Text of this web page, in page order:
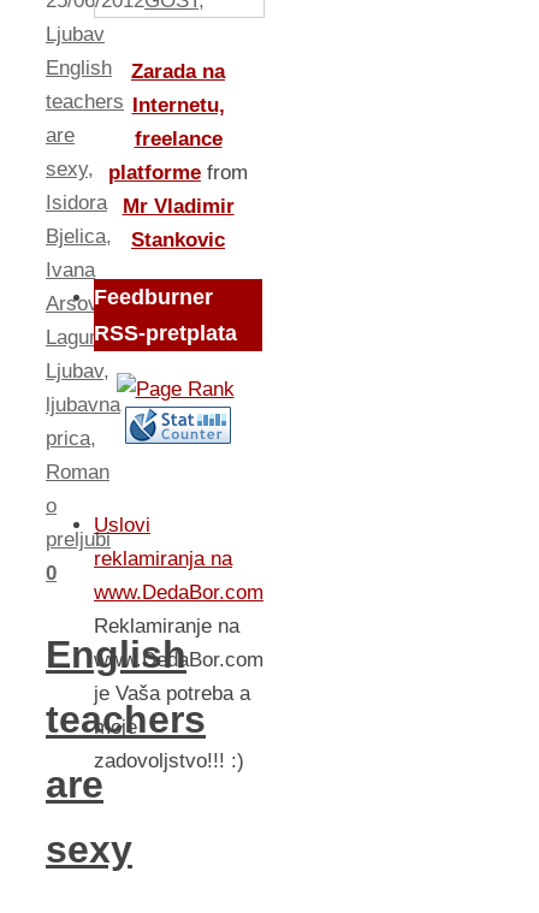
Ljubav
English
teachers
are
sexy,
Isidora
Bjelica,
Ivana
Arsovska,
Laguna,
Ljubav,
ljubavna
prica,
Roman
o
preljubi
0
English
teachers
are
sexy
Zarada na
Internetu,
freelance
platforme from
Mr Vladimir
Stankovic
Feedburner
RSS-pretplata
Uslovi
reklamiranja na
www.DedaBor.com
Reklamiranje na
www.DedaBor.com
je Vaša potreba a
moje
zadovoljstvo!!! :)